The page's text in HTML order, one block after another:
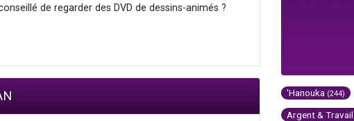
de regarder des DVD de dessins-animés ?
'Hanouka (244)
Argent & Travail